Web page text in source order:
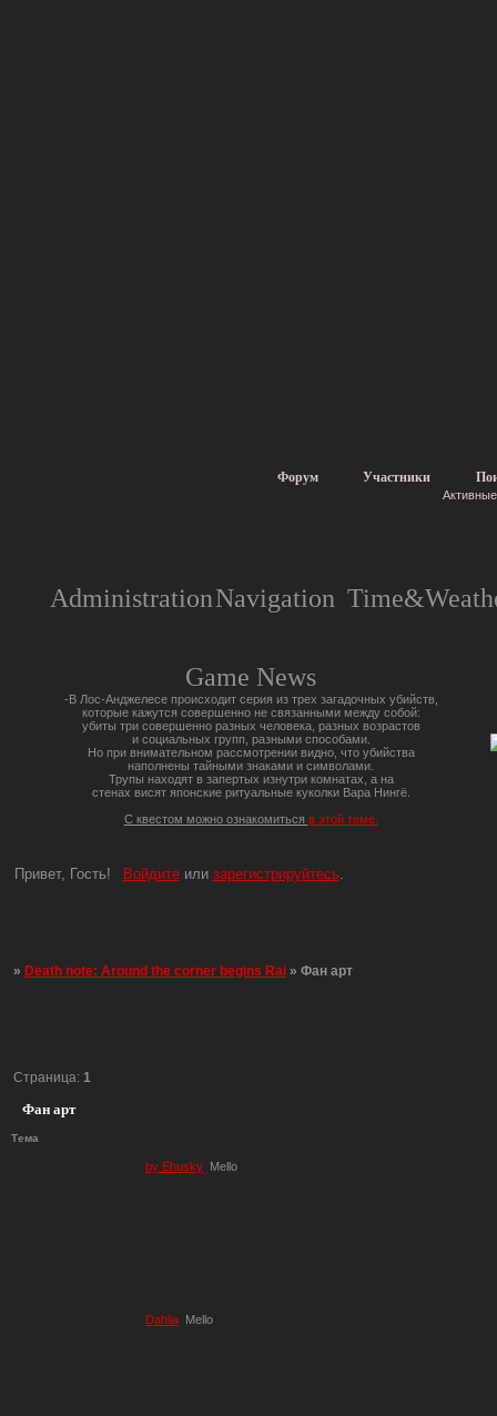
Форум Участники
AdministrationNavigation
Game News
-В Лос-Анджелесе происходит серия из трех загадочных убийств,
которые кажутся совершенно не связанными между собой:
убиты три совершенно разных человека, разных возрастов
и социальных групп, разными способами.
Но при внимательном рассмотрении видно, что убийства
наполнены тайными знаками и символами.
Трупы находят в запертых изнутри комнатах, а на
стенах висят японские ритуальные куколки Вара Нингё.
С квестом можно ознакомиться в этой теме.
Привет, Гость! Войдитеили зарегистрируйтесь.
»Death note: Around the corner begins Rai »Фан арт
Фан арт
Страница: 1
Тема
by Ehusky Mello
Dahlia Mello